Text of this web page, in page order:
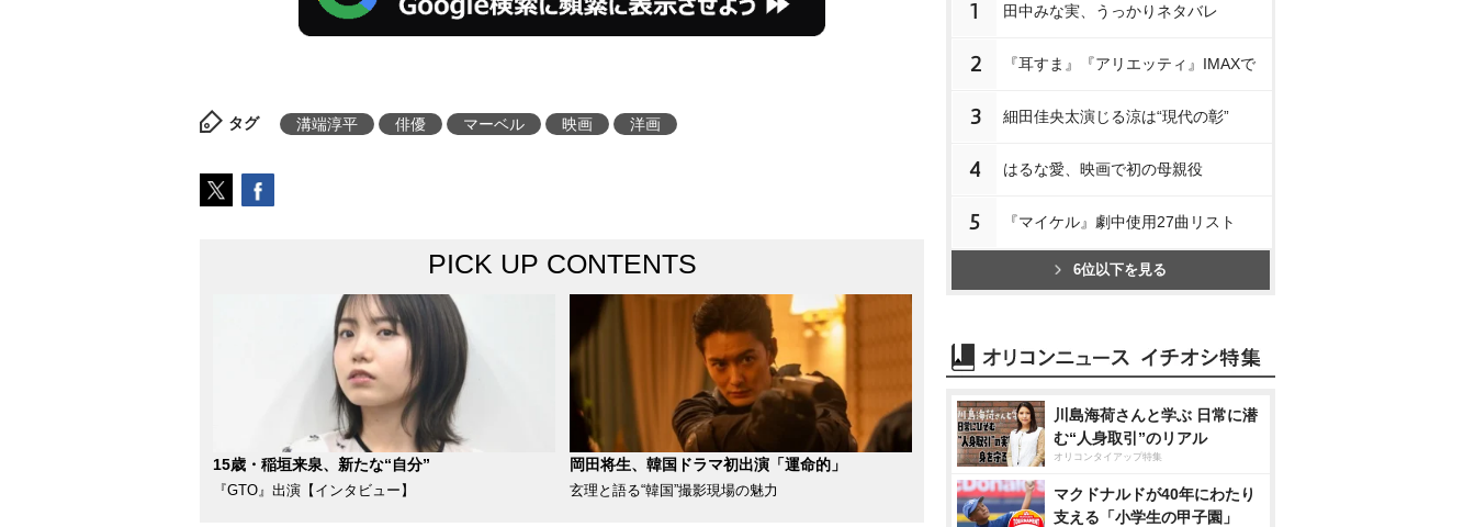
タグ 溝端淳平 俳優 マーベル 映画 洋画
PICK UP CONTENTS
15歳・稲垣来泉、新たな“自分”
『GTO』出演【インタビュー】
岡田将生、韓国ドラマ初出演「運命的」
玄理と語る“韓国”撮影現場の魅力
1 田中みな実、うっかりネタバレ
2 『耳すま』『アリエッティ』IMAXで
3 細田佳央太演じる涼は“現代の彰”
4 はるな愛、映画で初の母親役
5 『マイケル』劇中使用27曲リスト
6位以下を見る
川島海荷さんと学ぶ 日常に潜
む“人身取引”のリアル
オリコンタイアップ特集
マクドナルドが40年にわたり
支える「小学生の甲子園」